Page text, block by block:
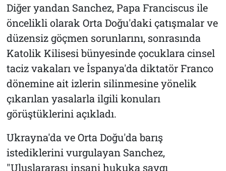
Diğer yandan Sanchez, Papa Franciscus ile
öncelikli olarak Orta Doğu'daki çatışmalar ve
düzensiz göçmen sorunlarını, sonrasında
Katolik Kilisesi bünyesinde çocuklara cinsel
taciz vakaları ve İspanya'da diktatör Franco
dönemine ait izlerin silinmesine yönelik
çıkarılan yasalarla ilgili konuları
görüştüklerini açıkladı.
Ukrayna'da ve Orta Doğu'da barış
istediklerini vurgulayan Sanchez,
"Uluslararası insani hukuka saygı